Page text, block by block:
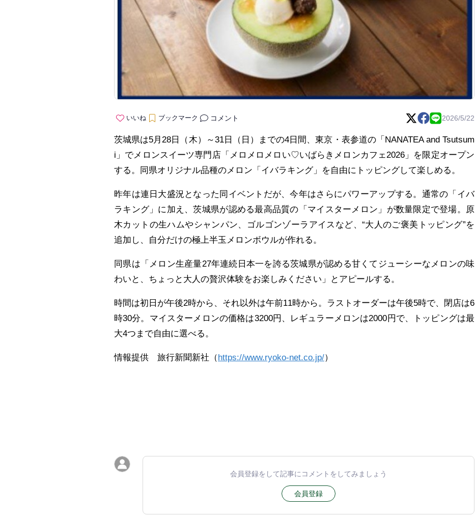
いいね ブックマーク コメント 2026/5/22
茨城県は5月28日（木）～31日（日）までの4日間、東京・表参道の「NANATEA and Tsutsum
i」でメロンスイーツ専門店「メロメロメロい♡いばらきメロンカフェ2026」を限定オープン
する。同県オリジナル品種のメロン「イバラキング」を自由にトッピングして楽しめる。
昨年は連日大盛況となった同イベントだが、今年はさらにパワーアップする。通常の「イバ
ラキング」に加え、茨城県が認める最高品質の「マイスターメロン」が数量限定で登場。原
木カットの生ハムやシャンパン、ゴルゴンゾーラアイスなど、“大人のご褒美トッピング”を
追加し、自分だけの極上半玉メロンボウルが作れる。
同県は「メロン生産量27年連続日本一を誇る茨城県が認める甘くてジューシーなメロンの味
わいと、ちょっと大人の贅沢体験をお楽しみください」とアピールする。
時間は初日が午後2時から、それ以外は午前11時から。ラストオーダーは午後5時で、閉店は6
時30分。マイスターメロンの価格は3200円、レギュラーメロンは2000円で、トッピングは最
大4つまで自由に選べる。
情報提供 旅行新聞新社（ https://www.ryoko-net.co.jp/）
会員登録をして記事にコメントをしてみましょう
会員登録